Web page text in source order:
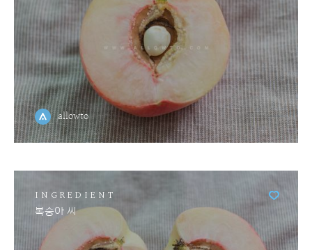
allowto
INGREDIENT
복숭아 씨